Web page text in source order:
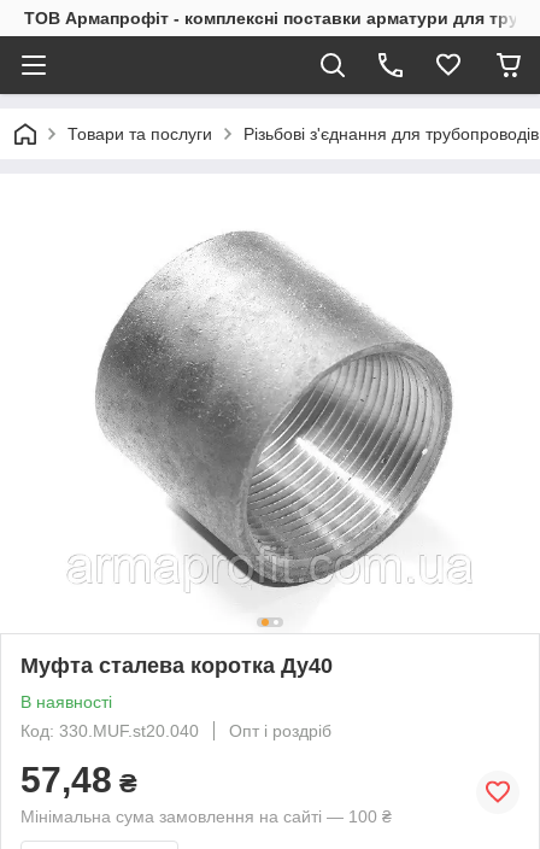
ТОВ Армапрофіт - комплексні поставки арматури для
Товари та послуги Різьбові з'єднання для трубопроводів
Муфта сталева коротка Ду40
В наявності
Код: 330.MUF.st20.040
Опт і роздріб
57,48 ₴
Мінімальна сума замовлення на сайті — 100 ₴